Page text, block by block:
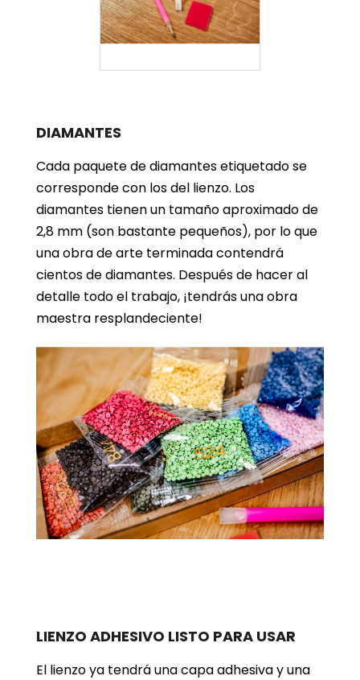
DIAMANTES
Cada paquete de diamantes etiquetado se
corresponde con los del lienzo. Los
diamantes tienen un tamaño aproximado de
2,8 mm (son bastante pequeños), por lo que
una obra de arte terminada contendrá
cientos de diamantes. Después de hacer al
detalle todo el trabajo, ¡tendrás una obra
maestra resplandeciente!
LIENZO ADHESIVO LISTO PARA USAR
El lienzo ya tendrá una capa adhesiva y una